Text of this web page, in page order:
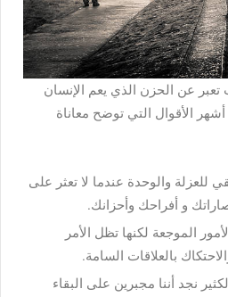
عن الحزن الذي يعم الإنسان
الأقوال التي توضح معاناة
للعزلة والوحدة عندما لا تعثر على
و أفراحك وأحزانك.
الموجعة لكنها تظل الأمر
بالعلاقات السامة.
نجد أننا مجبرين على البقاء